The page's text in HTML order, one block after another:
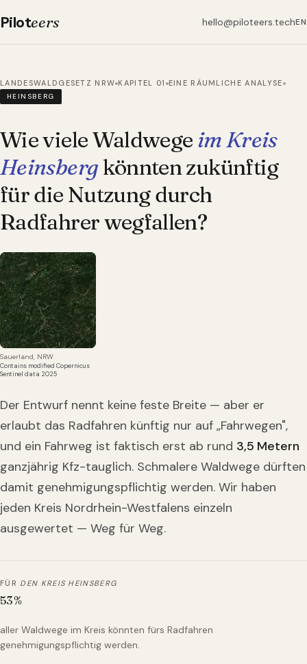
Piloteers hello@piloteers.techEN
LANDESWALDGESETZ NRW KAPITEL 01 EINE RÄUMLICHE ANALYSE
HEINSBERG
Wie viele Waldwege im Kreis
Heinsbergkönnten zukünftig
für die Nutzung durch
Radfahrer wegfallen?
Sauerland, NRW
Contains modified Copernicus
Sentinel data 2025
Der Entwurf nennt keine feste Breite — aber er
erlaubt das Radfahren künftig nur auf „Fahrwegen",
und ein Fahrweg ist faktisch erst ab rund 3,5 Metern
ganzjährig Kfz-tauglich. Schmalere Waldwege dürften
damit genehmigungspflichtig werden. Wir haben
jeden Kreis Nordrhein-Westfalens einzeln
ausgewertet — Weg für Weg.
FÜR DEN KREIS HEINSBERG
53%
aller Waldwege im Kreis könnten fürs Radfahren
genehmigungspflichtig werden.